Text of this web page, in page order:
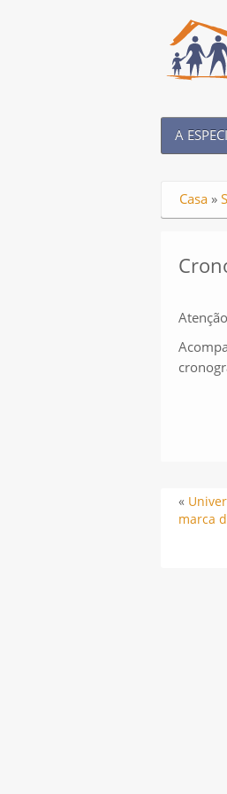
A
Casa »
«
marca